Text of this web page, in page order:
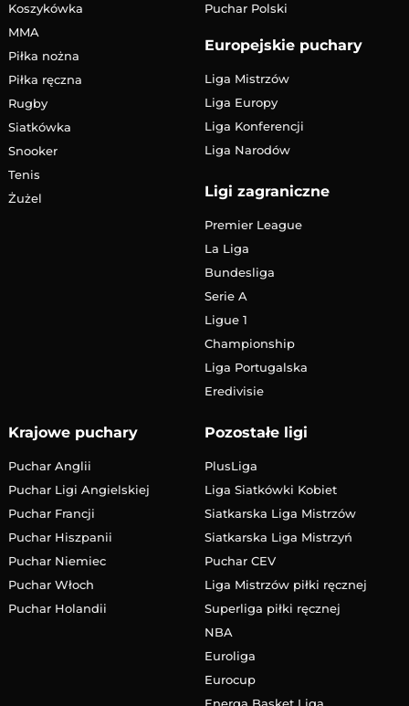
Koszykówka
MMA
Piłka nożna
Piłka ręczna
Rugby
Siatkówka
Snooker
Tenis
Żużel
Puchar Polski
Europejskie puchary
Liga Mistrzów
Liga Europy
Liga Konferencji
Liga Narodów
Ligi zagraniczne
Premier League
La Liga
Bundesliga
Serie A
Ligue 1
Championship
Liga Portugalska
Eredivisie
Krajowe puchary
Puchar Anglii
Puchar Ligi Angielskiej
Puchar Francji
Puchar Hiszpanii
Puchar Niemiec
Puchar Włoch
Puchar Holandii
Pozostałe ligi
PlusLiga
Liga Siatkówki Kobiet
Siatkarska Liga Mistrzów
Siatkarska Liga Mistrzyń
Puchar CEV
Liga Mistrzów piłki ręcznej
Superliga piłki ręcznej
NBA
Euroliga
Eurocup